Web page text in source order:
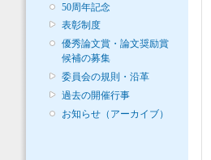
50周年記念
表彰制度
優秀論文賞・論文奨励賞
候補の募集
委員会の規則・沿革
過去の開催行事
お知らせ（アーカイブ）